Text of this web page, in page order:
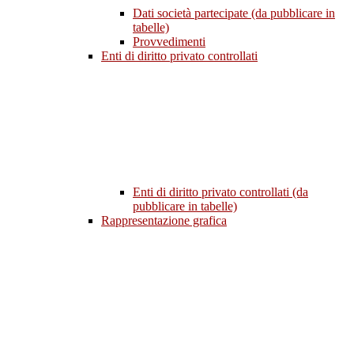
Dati società partecipate (da pubblicare in
tabelle)
Provvedimenti
Enti di diritto privato controllati
Enti di diritto privato controllati (da
pubblicare in tabelle)
Rappresentazione grafica